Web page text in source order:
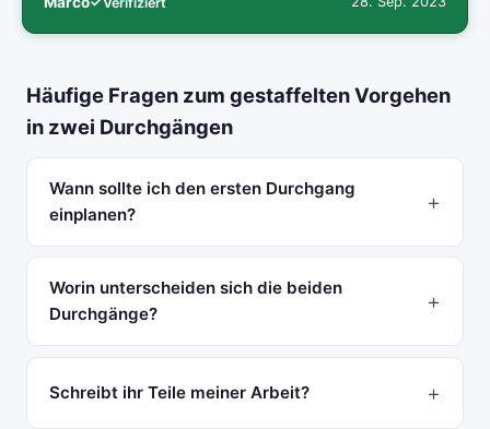
Häufige Fragen zum gestaffelten Vorgehen
in zwei Durchgängen
Wann sollte ich den ersten Durchgang
einplanen?
Worin unterscheiden sich die beiden
Durchgänge?
Schreibt ihr Teile meiner Arbeit?